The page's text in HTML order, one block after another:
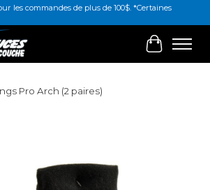
les commandes de plus de 100$. *Certaines
Panier
Pro Arch (2 paires)